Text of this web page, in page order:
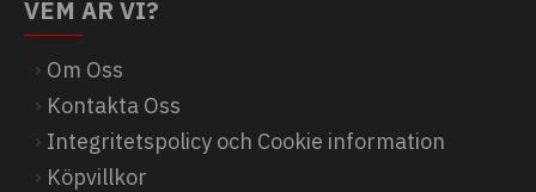
VEM ÄR VI?
Om Oss
Kontakta Oss
Integritetspolicy och Cookie information
Köpvillkor